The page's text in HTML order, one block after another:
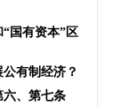
国有资本”区
有制经济？
六、第七条